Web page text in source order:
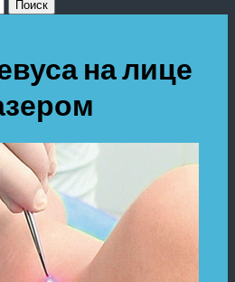
на лице